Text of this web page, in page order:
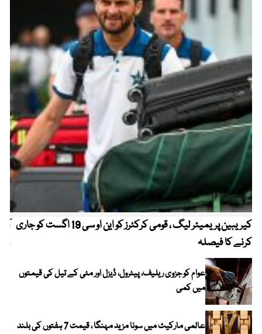
کیریبین پریمیئر لیگ ، قومی کرکٹرز کو این او سی 19 اگست کو جاری
کرنے کا فیصلہ
عوام کو جزوی ریلیف، پیٹرول، ڈیزل اور مٹی کے تیل کی قیمتوں
میں کمی
عالمی مارکیٹ میں سونا مزید مہنگا ، قیمت 7 ہفتوں کی بلند